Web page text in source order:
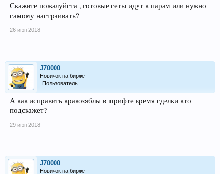
Скажите пожалуйста , готовые сеты идут к парам или нужно
самому настраивать?
26 июн 2018
J70000
Новичок на бирже
Пользователь
А как исправить кракозяблы в шрифте время сделки кто
подскажет?
29 июн 2018
J70000
Новичок на бирже